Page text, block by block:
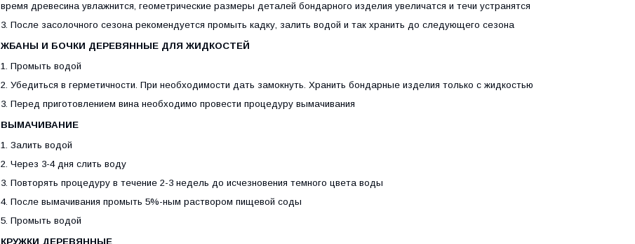
время древесина увлажнится, геометрические размеры деталей бондарного изделия увеличатся и течи устранятся
3. После засолочного сезона рекомендуется промыть кадку, залить водой и так хранить до следующего сезона
ЖБАНЫ И БОЧКИ ДЕРЕВЯННЫЕ ДЛЯ ЖИДКОСТЕЙ
1. Промыть водой
2. Убедиться в герметичности. При необходимости дать замокнуть. Хранить бондарные изделия только с жидкостью
3. Перед приготовлением вина необходимо провести процедуру вымачивания
ВЫМАЧИВАНИЕ
1. Залить водой
2. Через 3-4 дня слить воду
3. Повторять процедуру в течение 2-3 недель до исчезновения темного цвета воды
4. После вымачивания промыть 5%-ным раствором пищевой соды
5. Промыть водой
КРУЖКИ ДЕРЕВЯННЫЕ